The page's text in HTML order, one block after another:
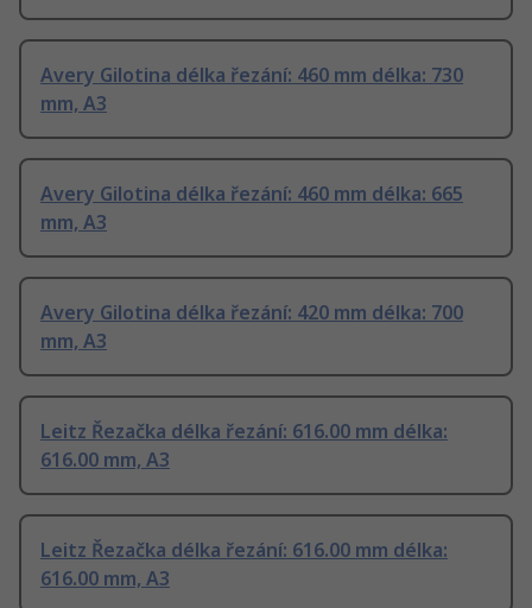
Avery Gilotina délka řezání: 460 mm délka: 730
mm, A3
Avery Gilotina délka řezání: 460 mm délka: 665
mm, A3
Avery Gilotina délka řezání: 420 mm délka: 700
mm, A3
Leitz Řezačka délka řezání: 616.00 mm délka:
616.00 mm, A3
Leitz Řezačka délka řezání: 616.00 mm délka:
616.00 mm, A3